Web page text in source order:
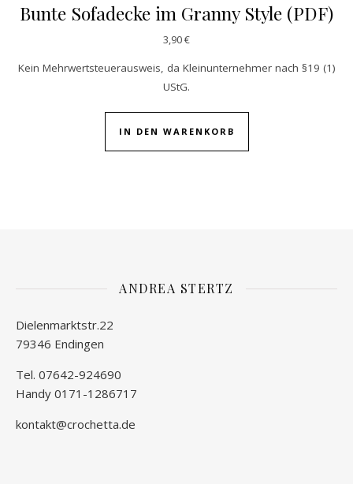
Bunte Sofadecke im Granny Style (PDF)
3,90€
Kein Mehrwertsteuerausweis, da Kleinunternehmer nach §19 (1)
UStG.
IN DEN WARENKORB
ANDREA STERTZ
Dielenmarktstr.22
79346 Endingen
Tel. 07642-924690
Handy 0171-1286717
kontakt@crochetta.de